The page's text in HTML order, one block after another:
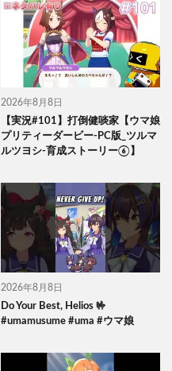
2026年8月8日
【実況#101】打倒健啖家【ウマ娘
プリティーダービー-PC版_ツルマ
ルツヨシ-育成ストーリー⑥】
2026年8月8日
Do Your Best, Helios 🤟
#umamusume #uma #ウマ娘